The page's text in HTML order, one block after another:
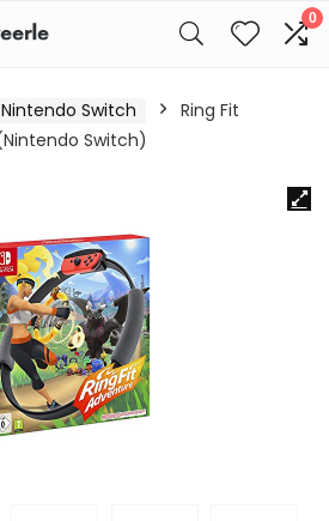
0
Nintendo Switch
Ring Fit
Switch)